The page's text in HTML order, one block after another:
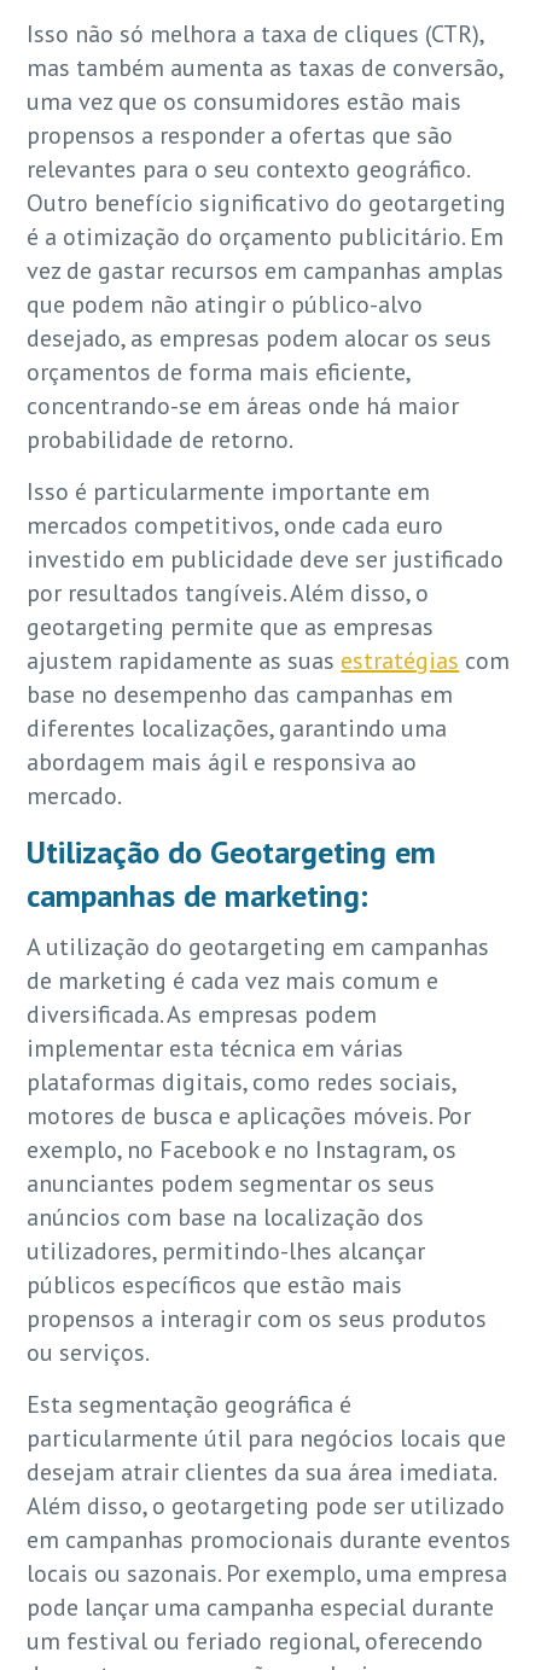
Isso não só melhora a taxa de cliques (CTR),
mas também aumenta as taxas de conversão,
uma vez que os consumidores estão mais
propensos a responder a ofertas que são
relevantes para o seu contexto geográfico.
Outro benefício significativo do geotargeting
é a otimização do orçamento publicitário. Em
vez de gastar recursos em campanhas amplas
que podem não atingir o público-alvo
desejado, as empresas podem alocar os seus
orçamentos de forma mais eficiente,
concentrando-se em áreas onde há maior
probabilidade de retorno.
Isso é particularmente importante em
mercados competitivos, onde cada euro
investido em publicidade deve ser justificado
por resultados tangíveis. Além disso, o
geotargeting permite que as empresas
ajustem rapidamente as suas estratégias com
base no desempenho das campanhas em
diferentes localizações, garantindo uma
abordagem mais ágil e responsiva ao
mercado.
Utilização do Geotargeting em
campanhas de marketing:
A utilização do geotargeting em campanhas
de marketing é cada vez mais comum e
diversificada. As empresas podem
implementar esta técnica em várias
plataformas digitais, como redes sociais,
motores de busca e aplicações móveis. Por
exemplo, no Facebook e no Instagram, os
anunciantes podem segmentar os seus
anúncios com base na localização dos
utilizadores, permitindo-lhes alcançar
públicos específicos que estão mais
propensos a interagir com os seus produtos
ou serviços.
Esta segmentação geográfica é
particularmente útil para negócios locais que
desejam atrair clientes da sua área imediata.
Além disso, o geotargeting pode ser utilizado
em campanhas promocionais durante eventos
locais ou sazonais. Por exemplo, uma empresa
pode lançar uma campanha especial durante
um festival ou feriado regional, oferecendo